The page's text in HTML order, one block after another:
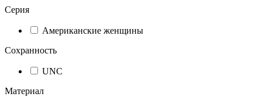
Серия
Американские женщины
Сохранность
UNC
Материал